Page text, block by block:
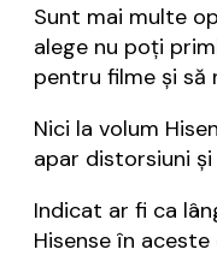
Sunt mai multe
alege nu poți
pentru filme și să
Nici la volum
apar distorsiuni
Indicat ar fi ca
Hisense în